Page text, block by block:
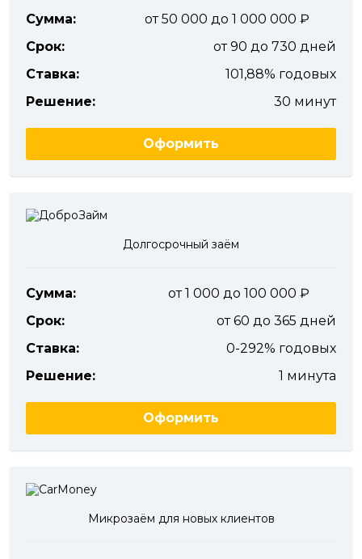
Сумма:
от 50 000 до 1 000 000
Срок:
от 90 до 730 дней
Ставка:
101,88% годовых
Решение:
30 минут
Оформить
Долгосрочный заём
Сумма:
от 1 000 до 100 000
Срок:
от 60 до 365 дней
Ставка:
0-292% годовых
Решение:
1 минута
Оформить
Микрозаём для новых клиентов